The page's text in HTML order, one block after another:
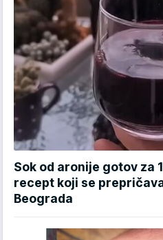
Sok od aronije gotov za
recept koji se
Beograda